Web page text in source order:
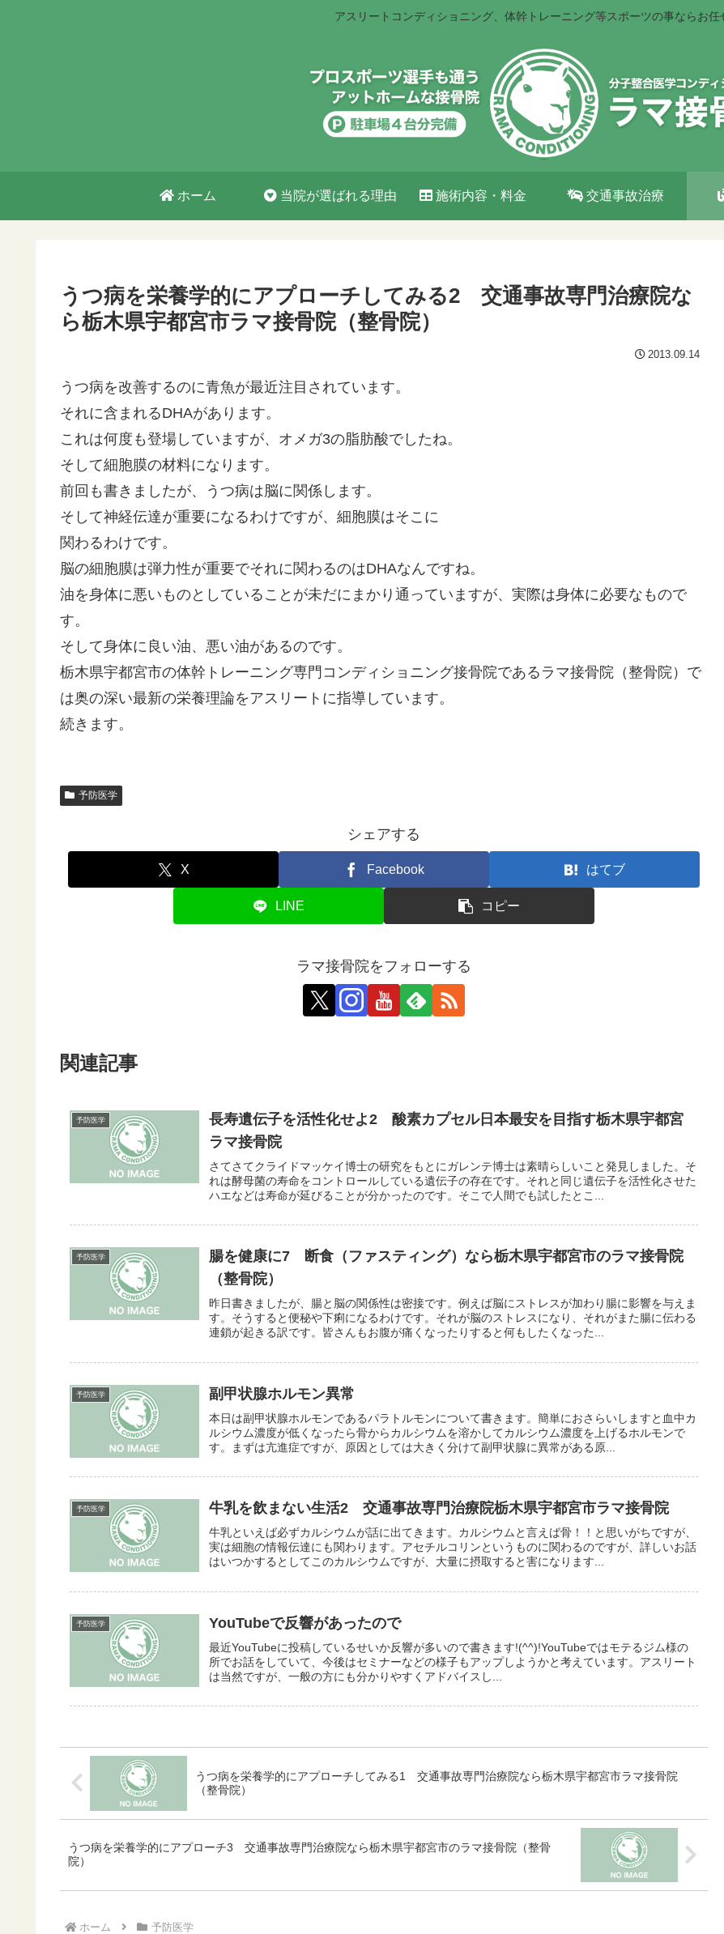
アスリートコンディショニング、体幹トレーニング等スポーツの事ならお任
ホーム 当院が選ばれる理由 施術内容・料金 交通事故治療
うつ病を栄養学的にアプローチしてみる2 交通事故専門治療院な
ら栃木県宇都宮市ラマ接骨院（整骨院）
2013.09.14
うつ病を改善するのに青魚が最近注目されています。
それに含まれるDHAがあります。
これは何度も登場していますが、オメガ3の脂肪酸でしたね。
そして細胞膜の材料になります。
前回も書きましたが、うつ病は脳に関係します。
そして神経伝達が重要になるわけですが、細胞膜はそこに
関わるわけです。
脳の細胞膜は弾力性が重要でそれに関わるのはDHAなんですね。
油を身体に悪いものとしていることが未だにまかり通っていますが、実際は身体に必要なもので
す。
そして身体に良い油、悪い油があるのです。
栃木県宇都宮市の体幹トレーニング専門コンディショニング接骨院であるラマ接骨院（整骨院）で
は奥の深い最新の栄養理論をアスリートに指導しています。
続きます。
予防医学
シェアする
X Facebook はてブ
LINE コピー
ラマ接骨院をフォローする
関連記事
予防医学
長寿遺伝子を活性化せよ2 酸素カプセル日本最安を目指す栃木県宇都宮
ラマ接骨院
さてさてクライドマッケイ博士の研究をもとにガレンテ博士は素晴らしいこと発見しました。そ
れは酵母菌の寿命をコントロールしている遺伝子の存在です。それと同じ遺伝子を活性化させた
ハエなどは寿命が延びることが分かったのです。そこで人間でも試したとこ...
予防医学
腸を健康に7 断食（ファスティング）なら栃木県宇都宮市のラマ接骨院
（整骨院）
昨日書きましたが、腸と脳の関係性は密接です。例えば脳にストレスが加わり腸に影響を与えま
す。そうすると便秘や下痢になるわけです。それが脳のストレスになり、それがまた腸に伝わる
連鎖が起きる訳です。皆さんもお腹が痛くなったりすると何もしたくなった...
予防医学 副甲状腺ホルモン異常
本日は副甲状腺ホルモンであるパラトルモンについて書きます。簡単におさらいしますと血中カ
ルシウム濃度が低くなったら骨からカルシウムを溶かしてカルシウム濃度を上げるホルモンで
す。まずは亢進症ですが、原因としては大きく分けて副甲状腺に異常がある原...
予防医学 牛乳を飲まない生活2 交通事故専門治療院栃木県宇都宮市ラマ接骨院
牛乳といえば必ずカルシウムが話に出てきます。カルシウムと言えば骨！！と思いがちですが、
実は細胞の情報伝達にも関わります。アセチルコリンというものに関わるのですが、詳しいお話
はいつかするとしてこのカルシウムですが、大量に摂取すると害になります...
予防医学 YouTubeで反響があったので
最近YouTubeに投稿しているせいか反響が多いので書きます!(^^)!YouTubeではモテるジム様の
所でお話をしていて、今後はセミナーなどの様子もアップしようかと考えています。アスリート
は当然ですが、一般の方にも分かりやすくアドバイスし...
うつ病を栄養学的にアプローチしてみる1 交通事故専門治療院なら栃木県宇都宮市ラマ接骨院
（整骨院）
うつ病を栄養学的にアプローチ3 交通事故専門治療院なら栃木県宇都宮市のラマ接骨院（整骨
院）
ホーム 予防医学